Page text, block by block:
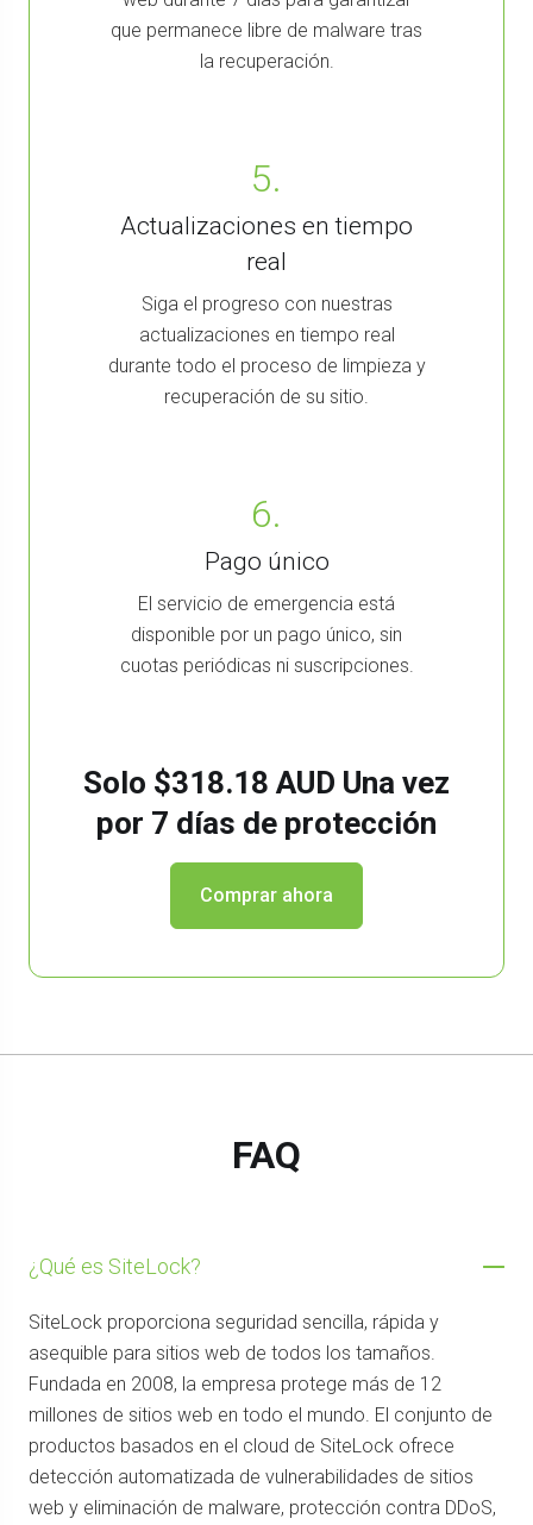
que permanece libre de malware tras
la recuperación.
5.
Actualizaciones en tiempo
real
Siga el progreso con nuestras
actualizaciones en tiempo real
durante todo el proceso de limpieza y
recuperación de su sitio.
6.
Pago único
El servicio de emergencia está
disponible por un pago único, sin
cuotas periódicas ni suscripciones.
Solo $318.18 AUD Una vez
por 7 días de protección
Comprar ahora
FAQ
¿Qué es SiteLock?
SiteLock proporciona seguridad sencilla, rápida y
asequible para sitios web de todos los tamaños.
Fundada en 2008, la empresa protege más de 12
millones de sitios web en todo el mundo. El conjunto de
productos basados en el cloud de SiteLock ofrece
detección automatizada de vulnerabilidades de sitios
web y eliminación de malware, protección contra DDoS,